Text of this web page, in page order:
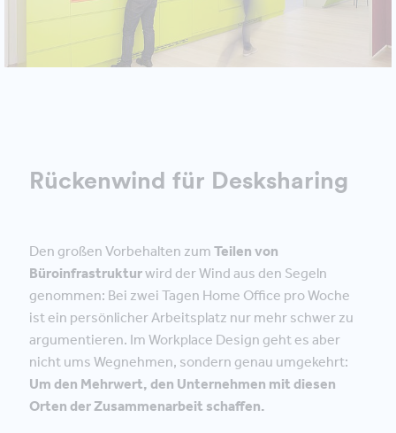
Rückenwind für Desksharing
Den großen Vorbehalten zum Teilen von
Büroinfrastrukturwird der Wind aus den Segeln
genommen: Bei zwei Tagen Home Office pro Woche
ist ein persönlicher Arbeitsplatz nur mehr schwer zu
argumentieren. Im Workplace Design geht es aber
nicht ums Wegnehmen, sondern genau umgekehrt:
Um den Mehrwert, den Unternehmen mit diesen
Orten der Zusammenarbeit schaffen.